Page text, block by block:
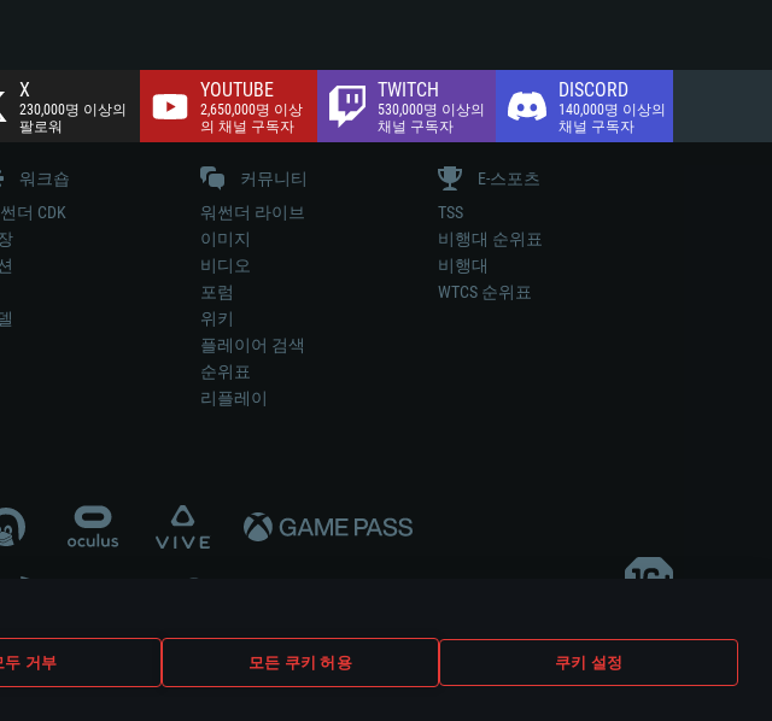
두 거부 모든 쿠키 허용 쿠키 설정
X
230,000명 이상의
팔로워
YOUTUBE
2,650,000명 이상
의 채널 구독자
TWITCH
530,000명 이상의
채널 구독자
DISCORD
140,000명 이상의
채널 구독자
워크숍
더 CDK
커뮤니티
워썬더 라이브
이미지
비디오
포럼
위키
플레이어 검색
순위표
리플레이
E-스포츠
TSS
비행대 순위표
비행대
WTCS 순위표
또는 홍보에 참여하지 않습니다..